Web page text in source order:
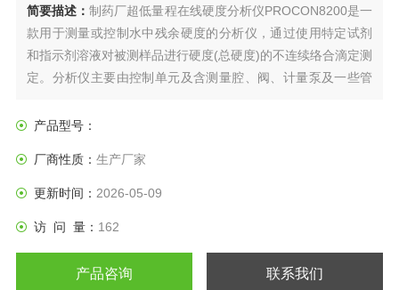
简要描述：制药厂超低量程在线硬度分析仪PROCON8200是一
款用于测量或控制水中残余硬度的分析仪，通过使用特定试剂
和指示剂溶液对被测样品进行硬度(总硬度)的不连续络合滴定测
定。分析仪主要由控制单元及含测量腔、阀、计量泵及一些管
括进样、冲洗、泵入试剂，光电系统检测。主要应用于软化水
产品型号：
厂商性质： 生产厂家
更新时间： 2026-05-09
访 问 量： 162
产品咨询 联系我们